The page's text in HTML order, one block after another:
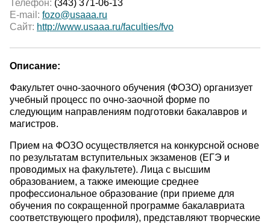
Телефон: (343) 371-06-13
E-mail: fozo@usaaa.ru
Сайт: http://www.usaaa.ru/faculties/fvo
Описание:
Факультет очно-заочного обучения (ФОЗО) организует
учебный процесс по очно-заочной форме по
следующим направлениям подготовки бакалавров и
магистров.
Прием на ФОЗО осуществляется на конкурсной основе
по результатам вступительных экзаменов (ЕГЭ и
проводимых на факультете). Лица с высшим
образованием, а также имеющие среднее
профессиональное образование (при приеме для
обучения по сокращенной программе бакалавриата
соответствующего профиля), представляют творческие